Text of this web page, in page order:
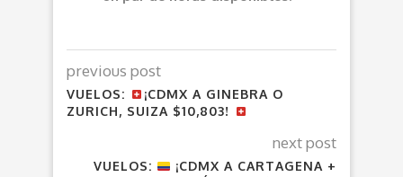
previous post
VUELOS:
¡CDMX A GINEBRA O
ZURICH, SUIZA $10,803!
next post
VUELOS:
¡CDMX A CARTAGENA +